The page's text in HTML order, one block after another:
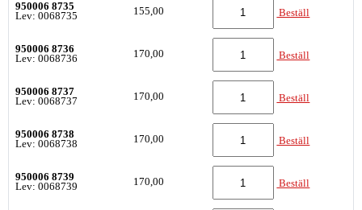
950006 8735
Lev: 0068735
155,00 Beställ
950006 8736
Lev: 0068736
170,00 Beställ
950006 8737
Lev: 0068737
170,00 Beställ
950006 8738
Lev: 0068738
170,00 Beställ
950006 8739
Lev: 0068739
170,00 Beställ